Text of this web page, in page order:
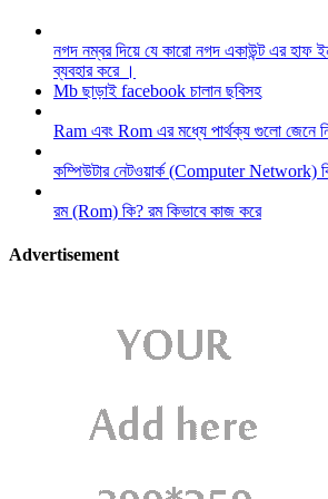
নগদ নম্বর দিয়ে যে কারো নগদ একাউন্ট এর হাফ
ব্যবহার করে ।
Mb ছাড়াই facebook চালান ছবিসহ
Ram এবং Rom এর মধ্যে পার্থক্য গুলো জেনে
কম্পিউটার নেটওয়ার্ক (Computer Network)
রম (Rom) কি? রম কিভাবে কাজ করে
Advertisement